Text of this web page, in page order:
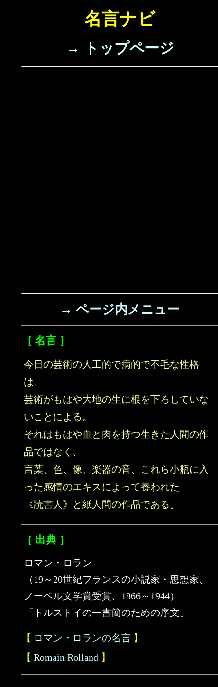
名言ナビ
→ トップページ
→ ページ内メニュー
［ 名言 ］
今日の芸術の人工的で病的で不毛な性格
は、
芸術がもはや大地の生に根を下ろしていな
いことによる。
それはもはや血と肉を持つ生きた人間の作
品ではなく、
言葉、色、像、楽器の音、これら小瓶に入
った感情のエキスによって養われた
《読書人》と紙人間の作品である。
［ 出典 ］
ロマン・ロラン
（19～20世紀フランスの小説家・思想家、
ノーベル文学賞受賞、1866～1944）
「トルストイの一書簡のための序文」
【 ロマン・ロランの名言 】
【 Romain Rolland 】